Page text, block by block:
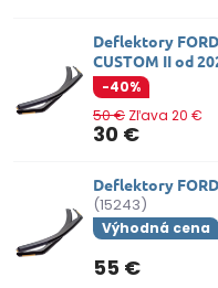
Deflektory
CUSTOM II od
-40%
30 €
50 € Zľava 20 €
Deflektory
(15243)
Výhodná cena
55 €